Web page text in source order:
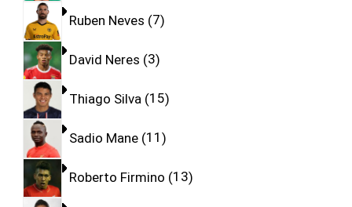
Ruben Neves 7
David Neres 3
Thiago Silva 15
Sadio Mane 11
Roberto Firmino 13